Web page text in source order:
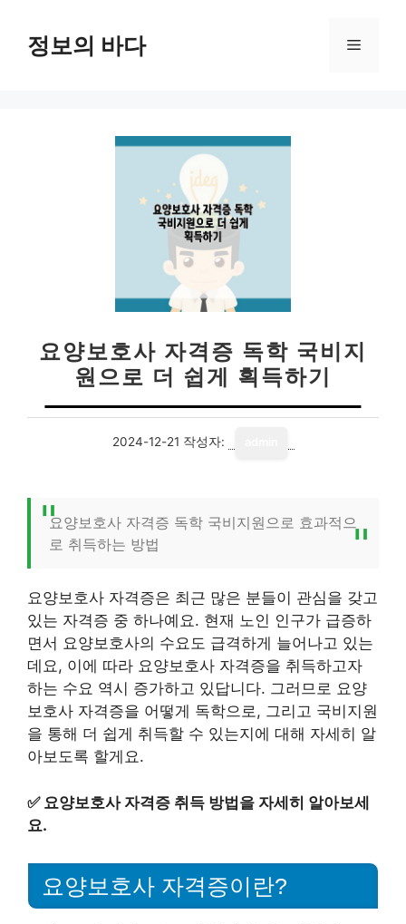
정보의 바다 메
요양보호사 자격증 독학 국비지
원으로 더 쉽게 획득하기
2024-12-21 작성자:
요양보호사 자격증 독학 국비지원으로 효과적으
로 취득하는 방법
요양보호사 자격증은 최근 많은 분들이 관심을 갖고
있는 자격증 중 하나예요. 현재 노인 인구가 급증하
면서 요양보호사의 수요도 급격하게 늘어나고 있는
데요, 이에 따라 요양보호사 자격증을 취득하고자
하는 수요 역시 증가하고 있답니다. 그러므로 요양
보호사 자격증을 어떻게 독학으로, 그리고 국비지원
을 통해 더 쉽게 취득할 수 있는지에 대해 자세히 알
아보도록 할게요.
✅ 요양보호사 자격증 취득 방법을 자세히 알아보세
요.
요양보호사 자격증이란?